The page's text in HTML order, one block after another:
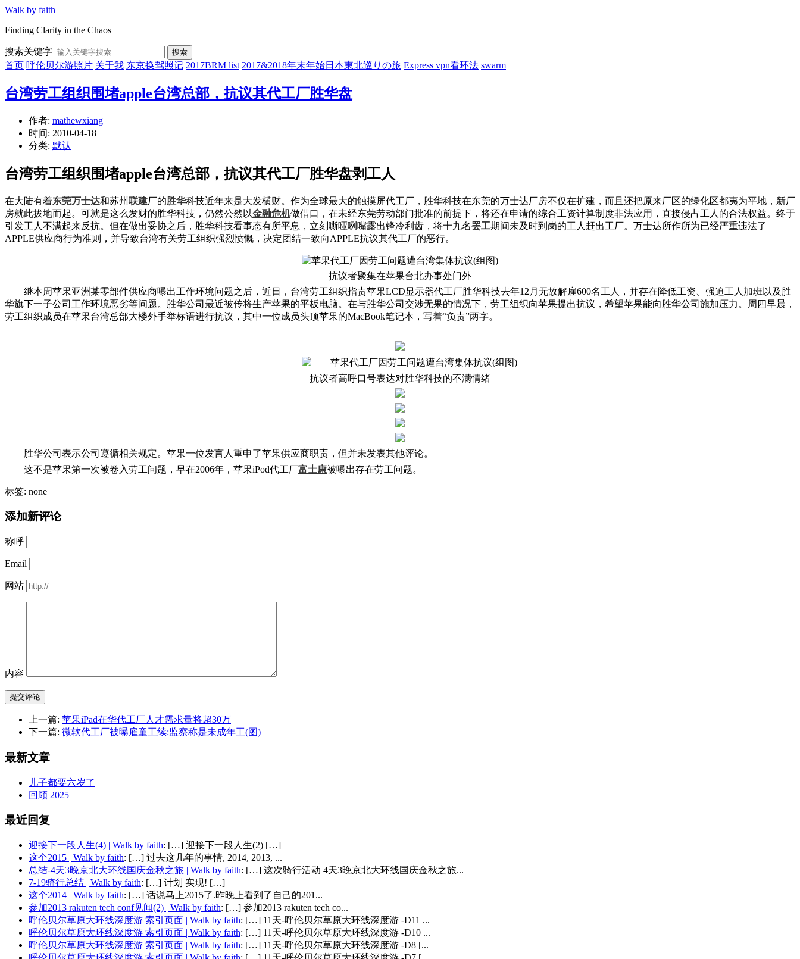
Walk by faith
Finding Clarity in the Chaos
搜索关键字 搜索
首页 呼伦贝尔游照片 关于我 东京换驾照记 2017BRM list 2017&2018年末年始日本東北巡りの旅 Express vpn看环法 swarm
台湾劳工组织围堵apple台湾总部，抗议其代工厂胜华盘
作者: mathewxiang
时间: 2010-04-18
分类: 默认
台湾劳工组织围堵apple台湾总部，抗议其代工厂胜华盘剥工人
在大陆有着东莞万士达和苏州联建厂的胜华科技近年来是大发横财。作为全球最大的触摸屏代工厂，胜华科技在东莞的万士达厂房不仅在扩建，而且还把原来厂区的绿化区都夷为平地，新厂
房就此拔地而起。可就是这么发财的胜华科技，仍然公然以金融危机做借口，在未经东莞劳动部门批准的前提下，将还在申请的综合工资计算制度非法应用，直接侵占工人的合法权益。终于
引发工人不满起来反抗。但在做出妥协之后，胜华科技看事态有所平息，立刻嘶哑咧嘴露出锋冷利齿，将十九名罢工期间未及时到岗的工人赶出工厂。万士达所作所为已经严重违法了
APPLE供应商行为准则，并导致台湾有关劳工组织强烈愤慨，决定团结一致向APPLE抗议其代工厂的恶行。
抗议者聚集在苹果台北办事处门外
继本周苹果亚洲某零部件供应商曝出工作环境问题之后，近日，台湾劳工组织指责苹果LCD显示器代工厂胜华科技去年12月无故解雇600名工人，并存在降低工资、强迫工人加班以及胜
华旗下一子公司工作环境恶劣等问题。胜华公司最近被传将生产苹果的平板电脑。在与胜华公司交涉无果的情况下，劳工组织向苹果提出抗议，希望苹果能向胜华公司施加压力。周四早晨，
劳工组织成员在苹果台湾总部大楼外手举标语进行抗议，其中一位成员头顶苹果的MacBook笔记本，写着“负责”两字。
抗议者高呼口号表达对胜华科技的不满情绪
胜华公司表示公司遵循相关规定。苹果一位发言人重申了苹果供应商职责，但并未发表其他评论。
这不是苹果第一次被卷入劳工问题，早在2006年，苹果iPod代工厂富士康被曝出存在劳工问题。
标签: none
添加新评论
称呼
Email
网站
内容
提交评论
上一篇: 苹果iPad在华代工厂人才需求量将超30万
下一篇: 微软代工厂被曝雇童工续:监察称是未成年工(图)
最新文章
儿子都要六岁了
回顾 2025
最近回复
迎接下一段人生(4) | Walk by faith: […] 迎接下一段人生(2) […]
这个2015 | Walk by faith: […] 过去这几年的事情, 2014, 2013, ...
总结-4天3晚京北大环线国庆金秋之旅 | Walk by faith: […] 这次骑行活动 4天3晚京北大环线国庆金秋之旅...
7-19骑行总结 | Walk by faith: […] 计划 实现! […]
这个2014 | Walk by faith: […] 话说马上2015了.昨晚上看到了自己的201...
参加2013 rakuten tech conf见闻(2) | Walk by faith: […] 参加2013 rakuten tech co...
呼伦贝尔草原大环线深度游 索引页面 | Walk by faith: […] 11天-呼伦贝尔草原大环线深度游 -D11 ...
呼伦贝尔草原大环线深度游 索引页面 | Walk by faith: […] 11天-呼伦贝尔草原大环线深度游 -D10 ...
呼伦贝尔草原大环线深度游 索引页面 | Walk by faith: […] 11天-呼伦贝尔草原大环线深度游 -D8 [...